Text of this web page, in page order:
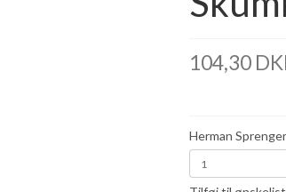
104,30
Herman Sprenger